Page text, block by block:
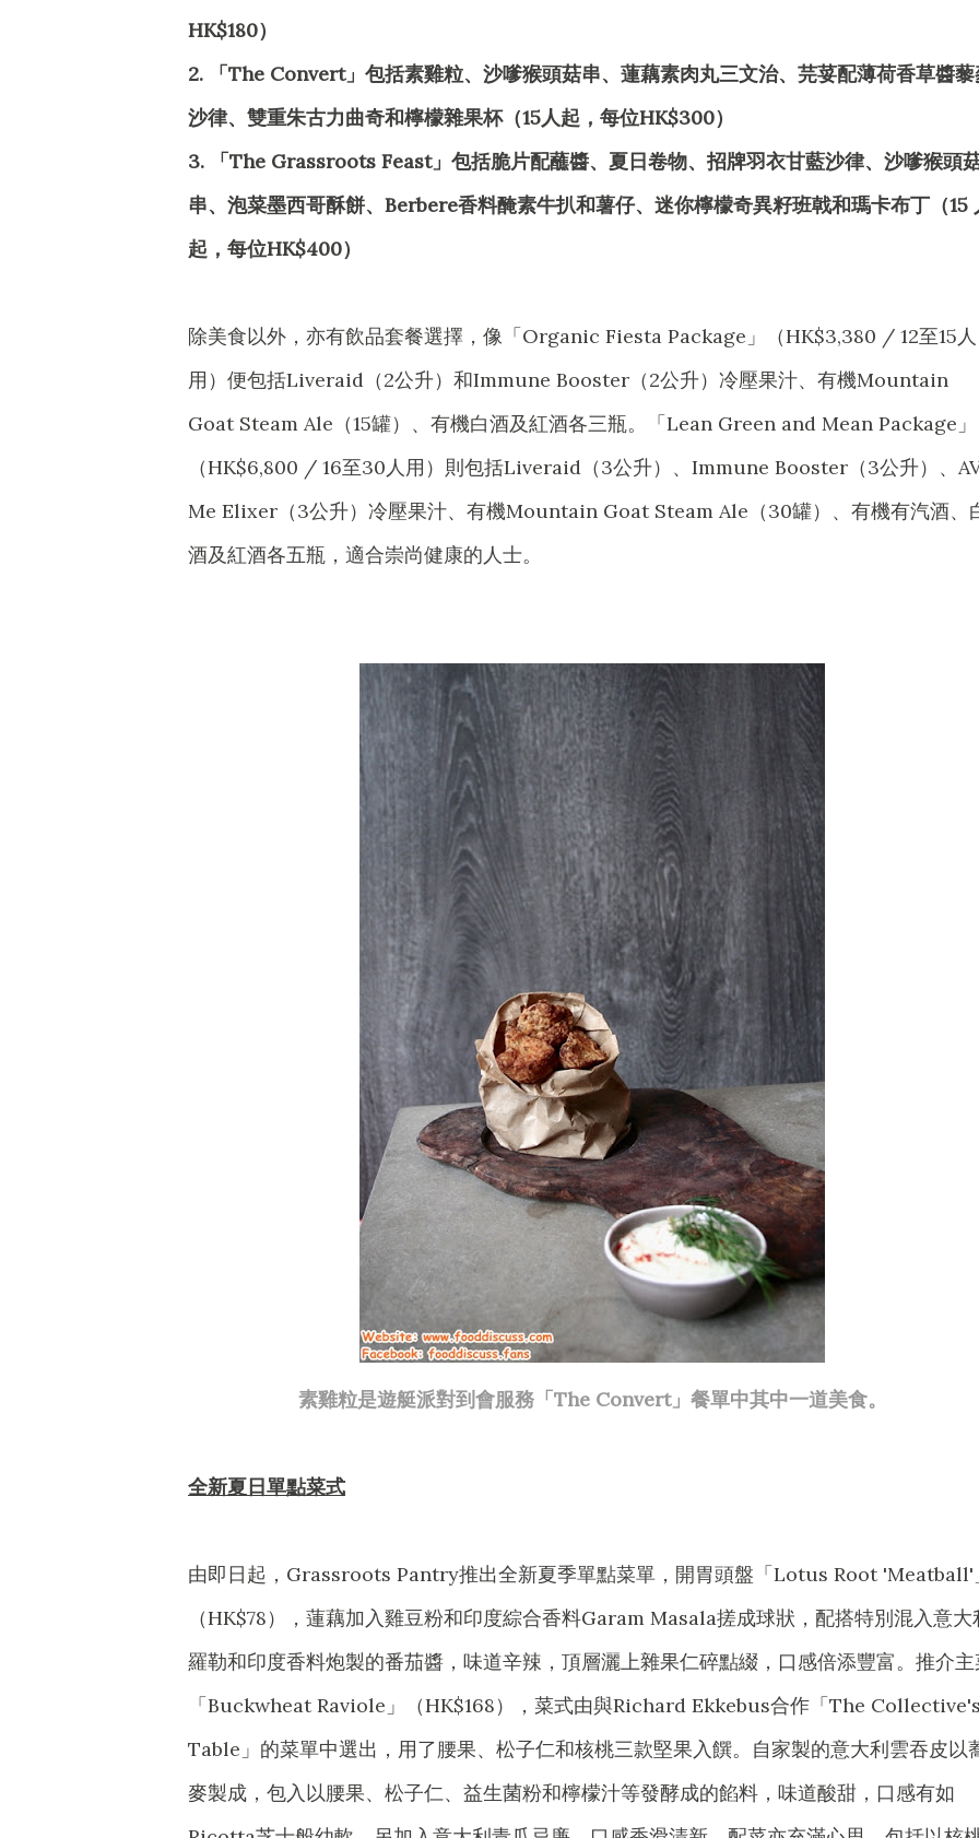
HK$180）
2. 「The Convert」包括素雞粒、沙嗲猴頭菇串、蓮藕素肉丸三文治、芫荽配薄荷香草醬藜
沙律、雙重朱古力曲奇和檸檬雜果杯（15人起，每位HK$300）
3. 「The Grassroots Feast」包括脆片配蘸醬、夏日卷物、招牌羽衣甘藍沙律、沙嗲猴頭
串、泡菜墨西哥酥餅、Berbere香料醃素牛扒和薯仔、迷你檸檬奇異籽班戟和瑪卡布丁（15
起，每位HK$400）
除美食以外，亦有飲品套餐選擇，像「Organic Fiesta Package」（HK$3,380 / 12至15人
用）便包括Liveraid（2公升）和Immune Booster（2公升）冷壓果汁、有機Mountain
Goat Steam Ale（15罐）、有機白酒及紅酒各三瓶。「Lean Green and Mean Package」
（HK$6,800 / 16至30人用）則包括Liveraid（3公升）、Immune Booster（3公升）、
Me Elixer（3公升）冷壓果汁、有機Mountain Goat Steam Ale（30罐）、有機有汽酒、
酒及紅酒各五瓶，適合崇尚健康的人士。
素雞粒是遊艇派對到會服務「The Convert」餐單中其中一道美食。
全新夏日單點菜式
由即日起，Grassroots Pantry推出全新夏季單點菜單，開胃頭盤「Lotus Root 'Meatball'
（HK$78），蓮藕加入雞豆粉和印度綜合香料Garam Masala搓成球狀，配搭特別混入意大
羅勒和印度香料炮製的番茄醬，味道辛辣，頂層灑上雜果仁碎點綴，口感倍添豐富。推介
「Buckwheat Raviole」（HK$168），菜式由與Richard Ekkebus合作「The
Table」的菜單中選出，用了腰果、松子仁和核桃三款堅果入饌。自家製的意大利雲吞皮以
麥製成，包入以腰果、松子仁、益生菌粉和檸檬汁等發酵成的餡料，味道酸甜，口感有如